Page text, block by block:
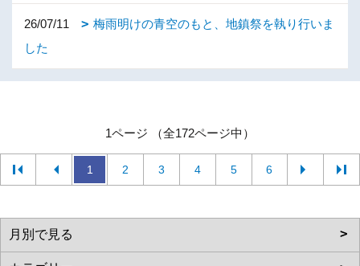
26/07/11
梅雨明けの青空のもと、地鎮祭を執り行いま
した
1ページ （全172ページ中）
1 2 3 4 5 6